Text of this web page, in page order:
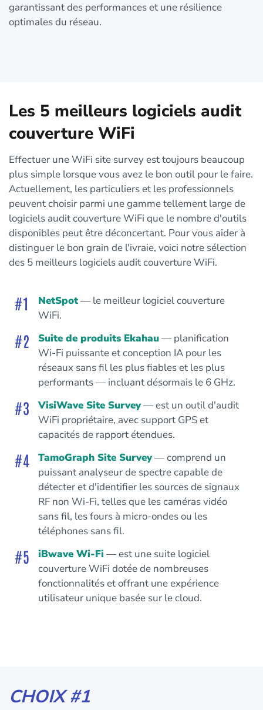
garantissant des performances et une résilience
optimales du réseau.
Les 5 meilleurs logiciels audit
couverture WiFi
Effectuer une WiFi site survey est toujours beaucoup
plus simple lorsque vous avez le bon outil pour le faire.
Actuellement, les particuliers et les professionnels
peuvent choisir parmi une gamme tellement large de
logiciels audit couverture WiFi que le nombre d'outils
disponibles peut être déconcertant. Pour vous aider à
distinguer le bon grain de l'ivraie, voici notre sélection
des 5 meilleurs logiciels audit couverture WiFi.
NetSpot— le meilleur logiciel couverture
WiFi.
Suite de produits Ekahau— planification
Wi-Fi puissante et conception IA pour les
réseaux sans fil les plus fiables et les plus
performants — incluant désormais le 6 GHz.
VisiWave Site Survey— est un outil d'audit
WiFi propriétaire, avec support GPS et
capacités de rapport étendues.
TamoGraph Site Survey— comprend un
puissant analyseur de spectre capable de
détecter et d'identifier les sources de signaux
RF non Wi-Fi, telles que les caméras vidéo
sans fil, les fours à micro-ondes ou les
téléphones sans fil.
iBwave Wi-Fi — est une suite logiciel
couverture WiFi dotée de nombreuses
fonctionnalités et offrant une expérience
utilisateur unique basée sur le cloud.
CHOIX #1